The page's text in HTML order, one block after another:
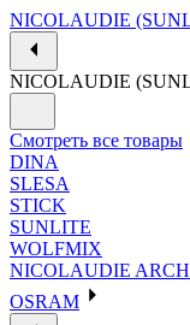
NICOLAUDIE
NICOLAUDIE
Смотреть все товары
DINA
SLESA
STICK
SUNLITE
WOLFMIX
NICOLAUDIE
OSRAM